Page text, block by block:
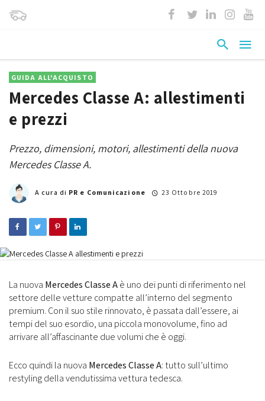
GUIDA ALL'ACQUISTO
Mercedes Classe A: allestimenti
e prezzi
Prezzo, dimensioni, motori, allestimenti della nuova
Mercedes Classe A.
A cura di PR e Comunicazione 23 Ottobre 2019
La nuova Mercedes Classe Aè uno dei punti di riferimento nel
settore delle vetture compatte all’interno del segmento
premium. Con il suo stile rinnovato, è passata dall’essere, ai
tempi del suo esordio, una piccola monovolume, fino ad
arrivare all’affascinante due volumi che è oggi.
Ecco quindi la nuova Mercedes Classe A: tutto sull’ultimo
restyling della vendutissima vettura tedesca.